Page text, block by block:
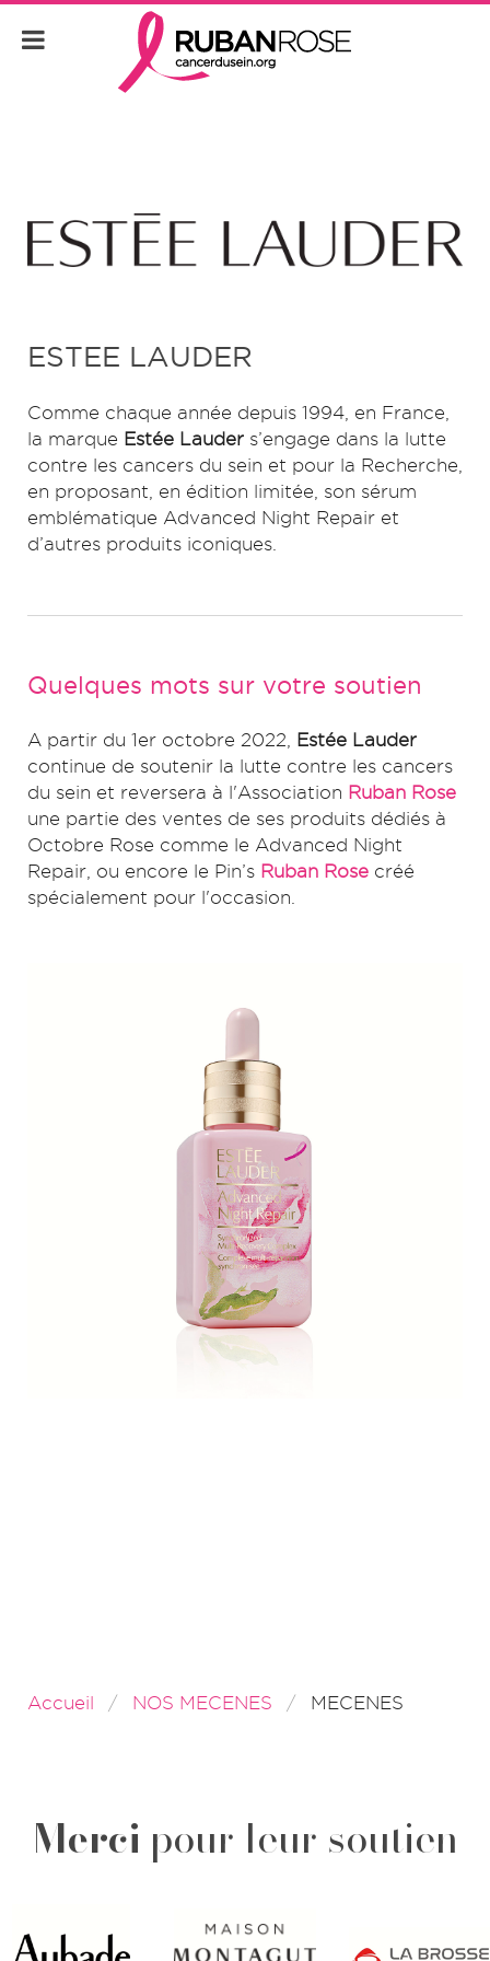
ESTEE LAUDER
Comme chaque année depuis 1994, en France,
la marque Estée Lauder s’engage dans la lutte
contre les cancers du sein et pour la Recherche,
en proposant, en édition limitée, son sérum
emblématique Advanced Night Repair et
d’autres produits iconiques.
Quelques mots sur votre soutien
A partir du 1er octobre 2022,
Estée Lauder
continue de soutenir la lutte contre les cancers
du sein et reversera à l'Association Ruban Rose
une partie des ventes de ses produits dédiés à
Octobre Rose comme le Advanced Night
Repair, ou encore le Pin’s Ruban Rose créé
spécialement pour l'occasion.
Accueil NOS MECENES MECENES
Merci pour leur soutien